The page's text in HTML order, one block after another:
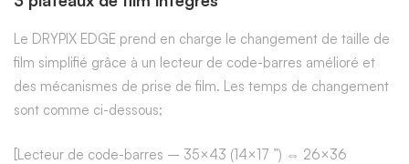
Le DRYPIX EDGE prend en charge le changement de taille de
film simplifié grâce à un lecteur de code-barres amélioré et
des mécanismes de prise de film. Les temps de changement
sont comme ci-dessous;
[Lecteur de code-barres – 35×43 (14×17 ”) ⇔ 26×36